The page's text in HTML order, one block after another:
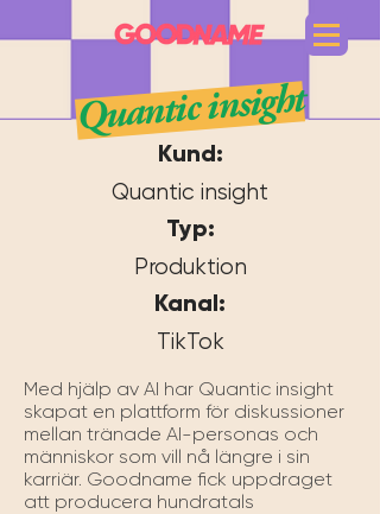
Kund:
Quantic insight
Typ:
Produktion
Kanal:
TikTok
Med hjälp av AI har Quantic insight
skapat en plattform för diskussioner
mellan tränade AI-personas och
människor som vill nå längre i sin
karriär. Goodname fick uppdraget
att producera hundratals
Quantic insight